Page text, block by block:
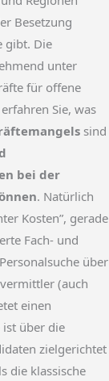
Besetzung
gibt. Die
unter
für offene
Sie, was
sind
bei der
. Natürlich
Kosten”, gerade
Fach- und
über
(auch
einen
ist über die
zielgerichtet
die klassische